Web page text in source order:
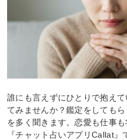
誰にも言えずにひとりで抱え
てみませんか？鑑定をしても
を多く聞きます。恋愛も仕事
『チャット占いアプリCallat